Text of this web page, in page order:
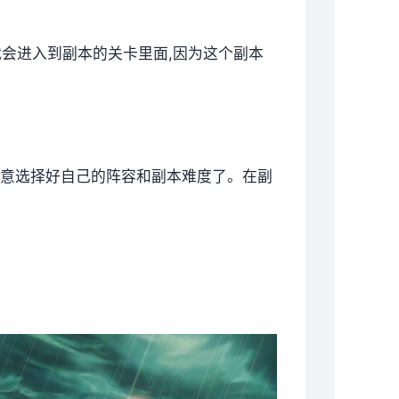
进入到副本的关卡里面,因为这个副本
选择好自己的阵容和副本难度了。在副